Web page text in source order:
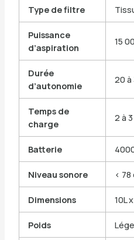
Type de filtre
Puissance
d’aspiration
15
Durée
d’autonomie
20 à
Temps de
charge
2 à
Batterie
Niveau sonore < 78
Dimensions 10L
Poids